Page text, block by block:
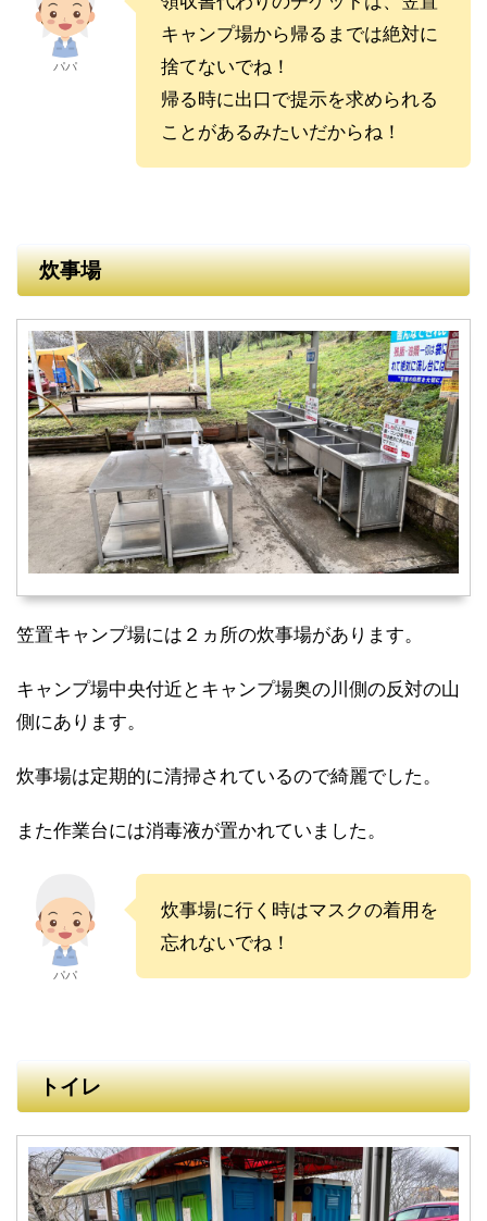
パパ
キャンプ場から帰るまでは絶対に
捨てないでね！
帰る時に出口で提示を求められる
ことがあるみたいだからね！
炊事場
笠置キャンプ場には２ヵ所の炊事場があります。
キャンプ場中央付近とキャンプ場奥の川側の反対の山
側にあります。
炊事場は定期的に清掃されているので綺麗でした。
また作業台には消毒液が置かれていました。
パパ
炊事場に行く時はマスクの着用を
忘れないでね！
トイレ